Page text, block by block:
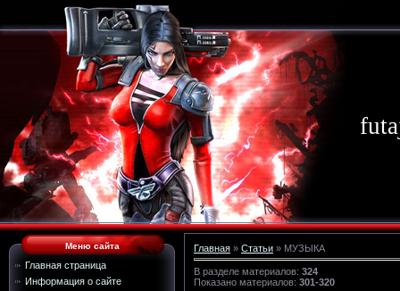
Меню сайта
Главная страница
Информация о сайте
Главная » Статьи » МУЗЫКА
В разделе материалов: 324
Показано материалов: 301-320